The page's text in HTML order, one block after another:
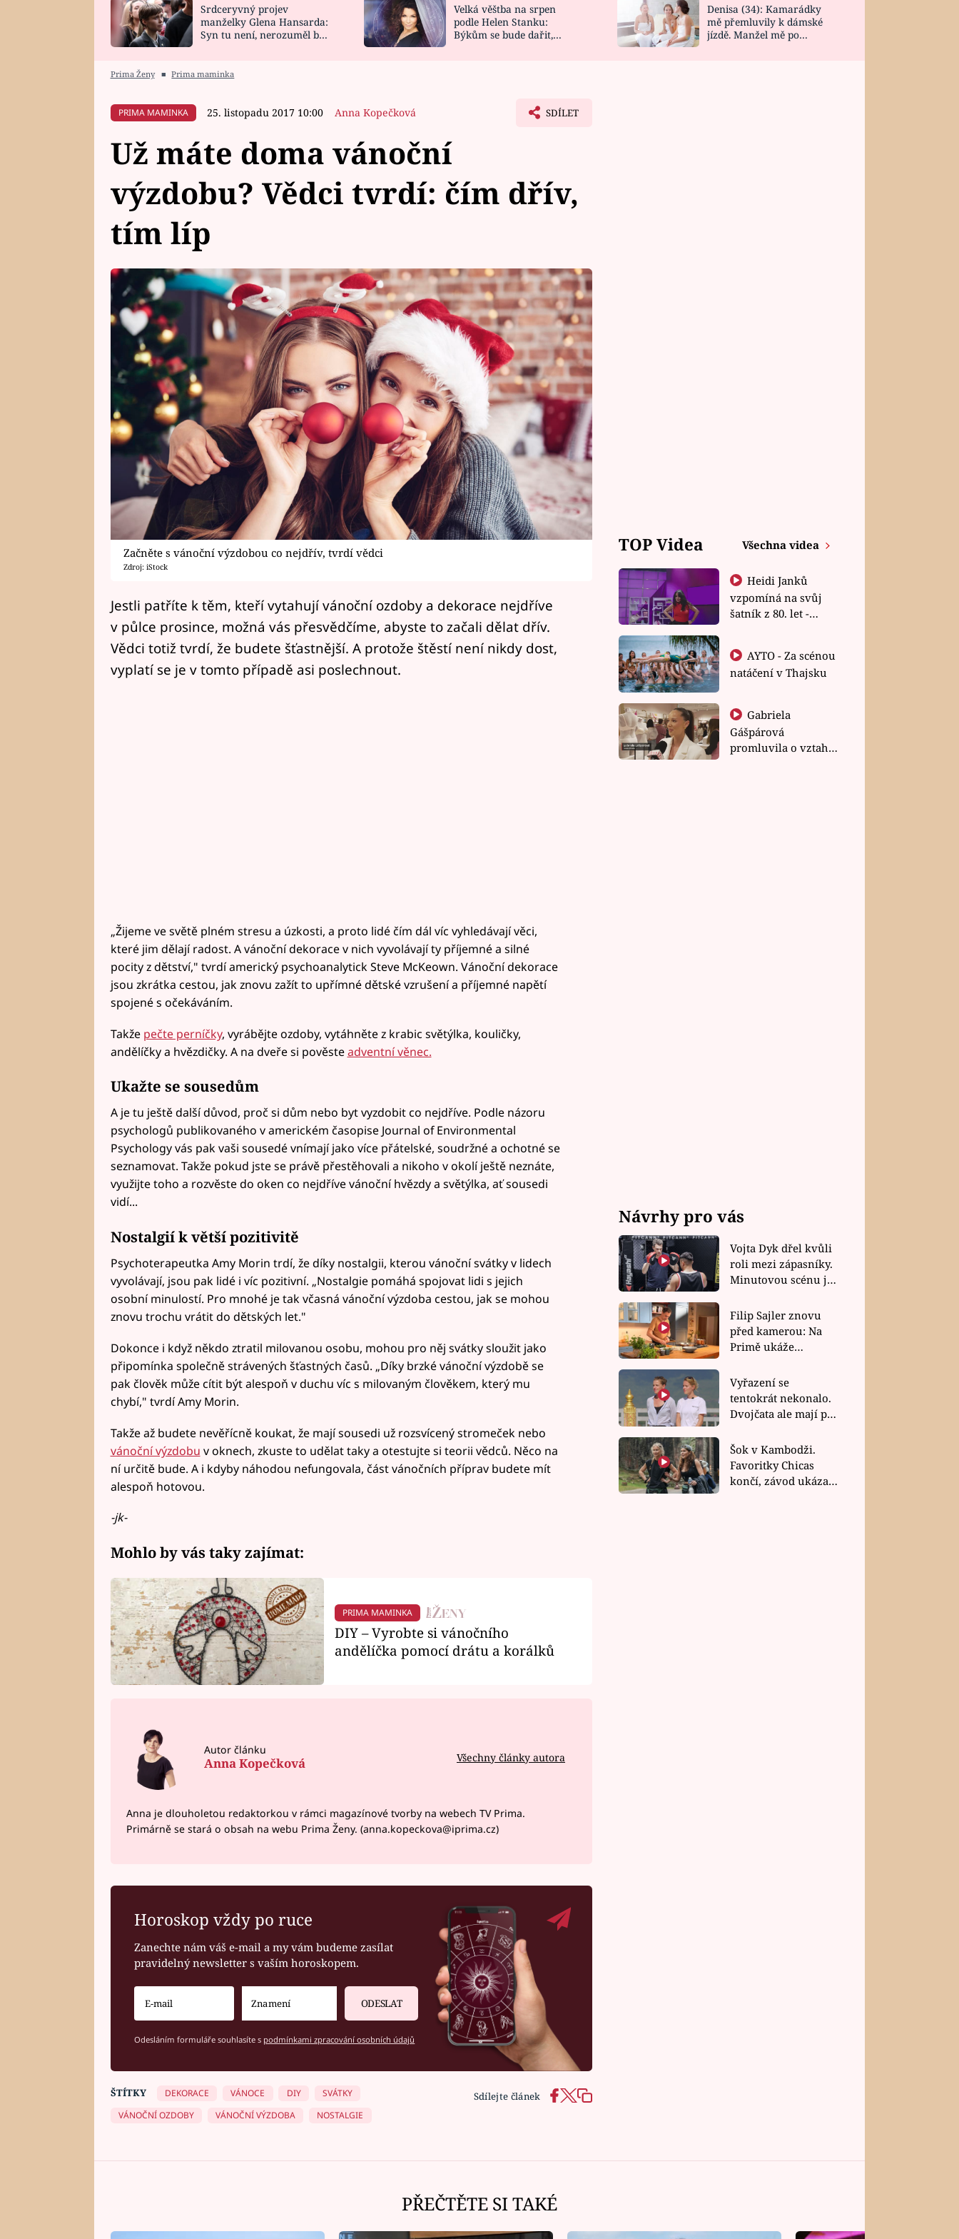
HOROSKOP NA
CELEBRITY
VAŘENÍ
NOVINKY
VIDEORECEPTY
DESIGN
Srdceryvný projev
manželky Glena Hansarda:
Syn tu není, nerozuměl by
Velká věštba na srpen
podle Helen Stanku:
Býkům se bude dařit,
Denisa (34): Kamarádky
mě přemluvily k dámské
jízdě. Manžel mě po
Prima Ženy ■ Prima maminka
PRIMA MAMINKA 25. listopadu 2017 10:00 Anna Kopečková SDÍLET
Už máte doma vánoční
výzdobu? Vědci tvrdí: čím dřív,
tím líp
Začněte s vánoční výzdobou co nejdřív, tvrdí vědci
Zdroj: iStock
Jestli patříte k těm, kteří vytahují vánoční ozdoby a dekorace nejdříve
v půlce prosince, možná vás přesvědčíme, abyste to začali dělat dřív.
Vědci totiž tvrdí, že budete šťastnější. A protože štěstí není nikdy dost,
vyplatí se je v tomto případě asi poslechnout.
„Žijeme ve světě plném stresu a úzkosti, a proto lidé čím dál víc vyhledávají věci,
které jim dělají radost. A vánoční dekorace v nich vyvolávají ty příjemné a silné
pocity z dětství," tvrdí americký psychoanalytick Steve McKeown. Vánoční dekorace
jsou zkrátka cestou, jak znovu zažít to upřímné dětské vzrušení a příjemné napětí
spojené s očekáváním.
Takže pečte perníčky, vyrábějte ozdoby, vytáhněte z krabic světýlka, kouličky,
andělíčky a hvězdičky. A na dveře si pověsteadventní věnec.
Ukažte se sousedům
A je tu ještě další důvod, proč si dům nebo byt vyzdobit co nejdříve. Podle názoru
psychologů publikovaného v americkém časopise Journal of Environmental
Psychology vás pak vaši sousedé vnímají jako více přátelské, soudržné a ochotné se
seznamovat. Takže pokud jste se právě přestěhovali a nikoho v okolí ještě neznáte,
využijte toho a rozvěste do oken co nejdříve vánoční hvězdy a světýlka, ať sousedi
vidí...
Nostalgií k větší pozitivitě
Psychoterapeutka Amy Morin trdí, že díky nostalgii, kterou vánoční svátky v lidech
vyvolávají, jsou pak lidé i víc pozitivní. „Nostalgie pomáhá spojovat lidi s jejich
osobní minulostí. Pro mnohé je tak včasná vánoční výzdoba cestou, jak se mohou
znovu trochu vrátit do dětských let."
Dokonce i když někdo ztratil milovanou osobu, mohou pro něj svátky sloužit jako
připomínka společně strávených šťastných časů. „Díky brzké vánoční výzdobě se
pak člověk může cítit být alespoň v duchu víc s milovaným člověkem, který mu
chybí," tvrdí Amy Morin.
Takže až budete nevěřícně koukat, že mají sousedi už rozsvícený stromeček nebo
vánoční výzdobu v oknech, zkuste to udělat taky a otestujte si teorii vědců. Něco na
ní určitě bude. A i kdyby náhodou nefungovala, část vánočních příprav budete mít
alespoň hotovou.
-jk-
Mohlo by vás taky zajímat:
PRIMA MAMINKA
DIY – Vyrobte si vánočního
andělíčka pomocí drátu a korálků
Autor článku
Anna Kopečková Všechny články autora
Anna je dlouholetou redaktorkou v rámci magazínové tvorby na webech TV Prima.
Primárně se stará o obsah na webu Prima Ženy. (anna.kopeckova@iprima.cz)
Horoskop vždy po ruce
Zanechte nám váš e-mail a my vám budeme zasílat
pravidelný newsletter s vaším horoskopem.
ODESLAT
Odesláním formuláře souhlasíte s podmínkami zpracování osobních údajů
Sdílejte článek
ŠTÍTKY DEKORACE VÁNOCE DIY
SVÁTKY
VÁNOČNÍ OZDOBY
VÁNOČNÍ VÝZDOBA NOSTALGIE
TOP Videa Všechna videa
Heidi Janků
vzpomíná na svůj
šatník z 80. let -
natáčení v Thajsku
Gabriela
Gášpárová
promluvila o vztahu
Návrhy pro vás
Vojta Dyk dřel kvůli
roli mezi zápasníky.
Minutovou scénu jel
Filip Sajler znovu
před kamerou: Na
Primě ukáže
rychlé recepty
Vyřazení se
tentokrát nekonalo.
Dvojčata ale mají po
závodu nůž na krku
Šok v Kambodži.
Favoritky Chicas
končí, závod ukázal
PŘEČTĚTE SI TAKÉ